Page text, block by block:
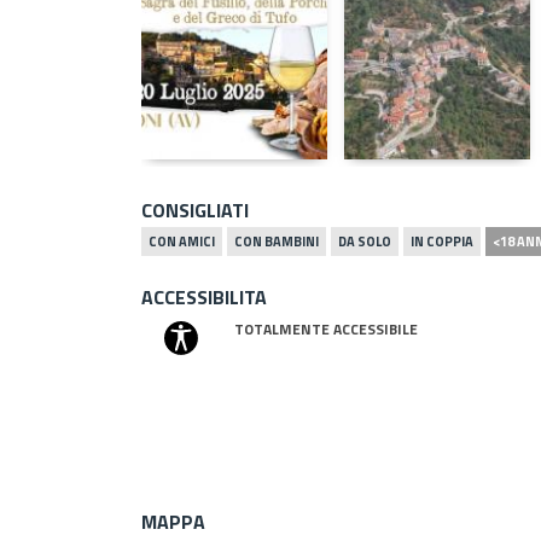
CONSIGLIATI
CON AMICI CON BAMBINI DA SOLO IN COPPIA <18
ACCESSIBILITA
TOTALMENTE ACCESSIBILE
MAPPA